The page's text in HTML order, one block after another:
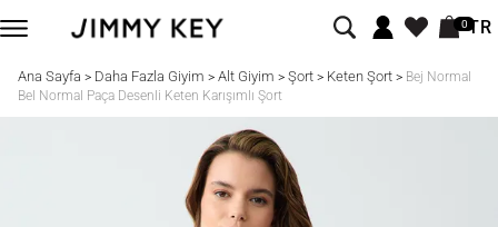
0TR
Ana Sayfa > Daha Fazla Giyim > Alt Giyim > Şort> Keten Şort> Bej Normal
Bel Normal Paça Desenli Keten Karışımlı Şort